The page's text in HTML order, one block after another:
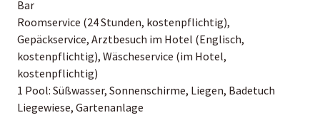
Bar
Roomservice (24 Stunden, kostenpflichtig),
Gepäckservice, Arztbesuch im Hotel (Englisch,
kostenpflichtig), Wäscheservice (im Hotel,
kostenpflichtig)
1 Pool: Süßwasser, Sonnenschirme, Liegen, Badetuch
Liegewiese, Gartenanlage